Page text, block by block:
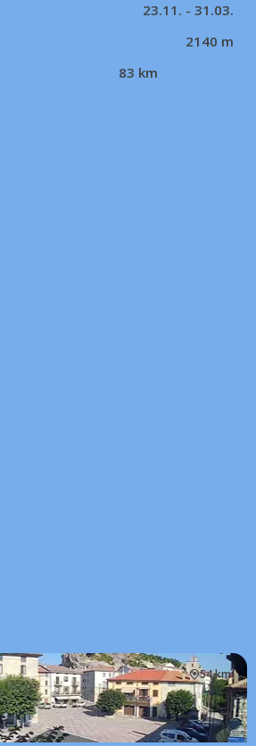
23.11. - 31.03.
2140 m
83 km
54 km